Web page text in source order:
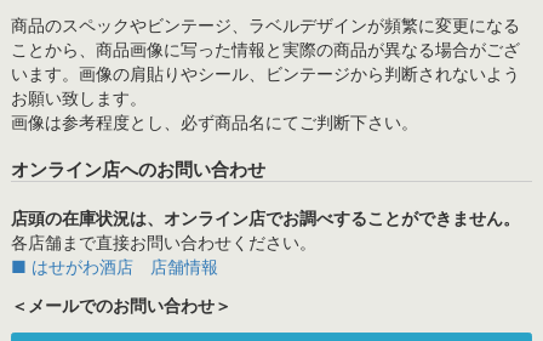
商品のスペックやビンテージ、ラベルデザインが頻繁に変更になる
ことから、商品画像に写った情報と実際の商品が異なる場合がござ
います。画像の肩貼りやシール、ビンテージから判断されないよう
お願い致します。
画像は参考程度とし、必ず商品名にてご判断下さい。
オンライン店へのお問い合わせ
店頭の在庫状況は、オンライン店でお調べすることができません。
各店舗まで直接お問い合わせください。
■ はせがわ酒店 店舗情報
＜メールでのお問い合わせ＞